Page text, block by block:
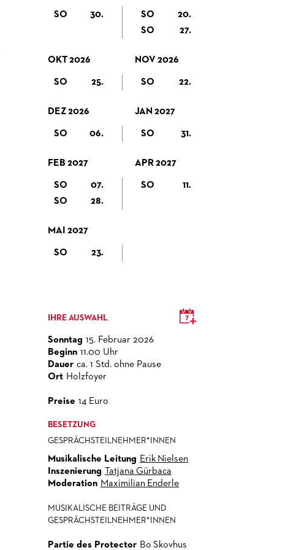
SO 30. SO
20.
SO
27.
OKT 2026
SO 25.
NOV 2026
SO 22.
DEZ 2026
SO 06.
JAN 2027
SO 31.
FEB 2027
SO
07.
SO
28.
APR 2027
SO 11.
MAI 2027
SO 23.
IHRE AUSWAHL
Sonntag 15. Februar 2026
Beginn 11.00 Uhr
Dauer ca. 1 Std. ohne Pause
Ort Holzfoyer
Preise 14 Euro
BESETZUNG
GESPRÄCHSTEILNEHMER*INNEN
Musikalische Leitung Erik Nielsen
Inszenierung
Tatjana Gürbaca
Moderation Maximilian Enderle
MUSIKALISCHE BEITRÄGE UND
GESPRÄCHSTEILNEHMER*INNEN
Partie des Protector Bo Skovhus